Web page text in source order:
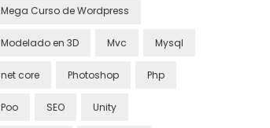
Mega Curso de Wordpress
Modelado en 3D Mvc Mysql
net core Photoshop Php
Poo SEO Unity